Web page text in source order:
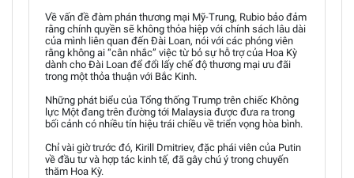
Về vấn đề đàm phán thương mại Mỹ-Trung, Rubio bảo đảm
rằng chính quyền sẽ không thỏa hiệp với chính sách lâu dài
của mình liên quan đến Đài Loan, nói với các phóng viên
rằng không ai “cân nhắc” việc từ bỏ sự hỗ trợ của Hoa Kỳ
dành cho Đài Loan để đổi lấy chế độ thương mại ưu đãi
trong một thỏa thuận với Bắc Kinh.
Những phát biểu của Tổng thống Trump trên chiếc Không
lực Một đang trên đường tới Malaysia được đưa ra trong
bối cảnh có nhiều tín hiệu trái chiều về triển vọng hòa bình.
Chỉ vài giờ trước đó, Kirill Dmitriev, đặc phái viên của Putin
về đầu tư và hợp tác kinh tế, đã gây chú ý trong chuyến
thăm Hoa Kỳ.